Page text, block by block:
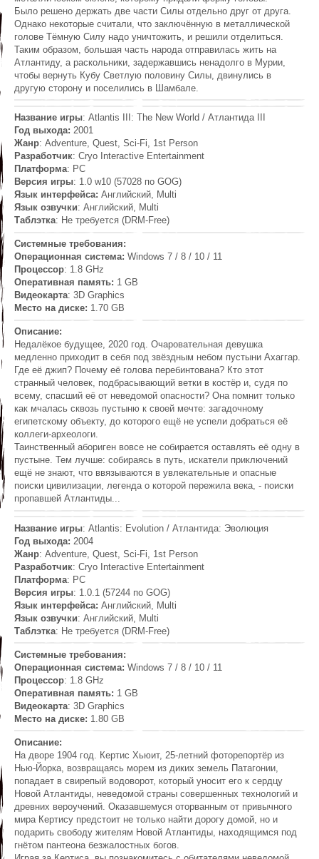
Было решено держать две части Силы отдельно друг от друга.
Однако некоторые считали, что заключённую в металлической
голове Тёмную Силу надо уничтожить, и решили отделиться.
Таким образом, большая часть народа отправилась жить на
Атлантиду, а раскольники, задержавшись ненадолго в Мурии,
чтобы вернуть Кубу Светлую половину Силы, двинулись в
другую сторону и поселились в Шамбале.
Название игры: Atlantis III: The New World / Атлантида III
Год выхода: 2001
Жанр: Adventure, Quest, Sci-Fi, 1st Person
Разработчик: Cryo Interactive Entertainment
Платформа: PC
Версия игры: 1.0 w10 (57028 по GOG)
Язык интерфейса: Английский, Multi
Язык озвучки: Английский, Multi
Таблэтка: Не требуется (DRM-Free)
Системные требования:
Операционная система: Windows 7 / 8 / 10 / 11
Процессор: 1.8 GHz
Оперативная память: 1 GB
Видеокарта: 3D Graphics
Место на диске: 1.70 GB
Описание:
Недалёкое будущее, 2020 год. Очаровательная девушка
медленно приходит в себя под звёздным небом пустыни Ахаггар.
Где её джип? Почему её голова перебинтована? Кто этот
странный человек, подбрасывающий ветки в костёр и, судя по
всему, спасший её от неведомой опасности? Она помнит только
как мчалась сквозь пустыню к своей мечте: загадочному
египетскому объекту, до которого ещё не успели добраться её
коллеги-археологи.
Таинственный абориген вовсе не собирается оставлять её одну в
пустыне. Тем лучше: собираясь в путь, искатели приключений
ещё не знают, что ввязываются в увлекательные и опасные
поиски цивилизации, легенда о которой пережила века, - поиски
пропавшей Атлантиды...
Название игры: Atlantis: Evolution / Атлантида: Эволюция
Год выхода: 2004
Жанр: Adventure, Quest, Sci-Fi, 1st Person
Разработчик: Cryo Interactive Entertainment
Платформа: PC
Версия игры: 1.0.1 (57244 по GOG)
Язык интерфейса: Английский, Multi
Язык озвучки: Английский, Multi
Таблэтка: Не требуется (DRM-Free)
Системные требования:
Операционная система: Windows 7 / 8 / 10 / 11
Процессор: 1.8 GHz
Оперативная память: 1 GB
Видеокарта: 3D Graphics
Место на диске: 1.80 GB
Описание:
На дворе 1904 год. Кертис Хьюит, 25-летний фоторепортёр из
Нью-Йорка, возвращаясь морем из диких земель Патагонии,
попадает в свирепый водоворот, который уносит его к сердцу
Новой Атлантиды, неведомой страны совершенных технологий и
древних вероучений. Оказавшемуся оторванным от привычного
мира Кертису предстоит не только найти дорогу домой, но и
подарить свободу жителям Новой Атлантиды, находящимся под
гнётом пантеона безжалостных богов.